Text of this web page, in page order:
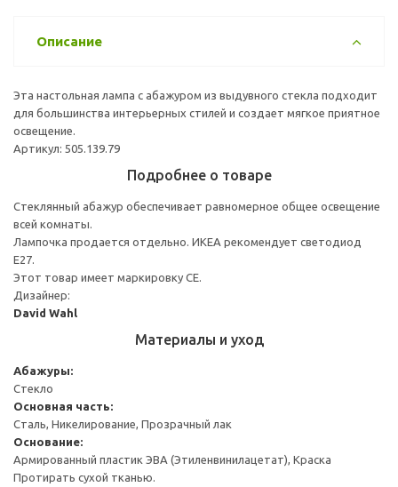
Описание
Эта настольная лампа с абажуром из выдувного стекла подходит
для большинства интерьерных стилей и создает мягкое приятное
освещение.
Артикул: 505.139.79
Подробнее о товаре
Стеклянный абажур обеспечивает равномерное общее освещение
всей комнаты.
Лампочка продается отдельно. ИКЕА рекомендует светодиод
E27.
Этот товар имеет маркировку CE.
Дизайнер:
David Wahl
Материалы и уход
Абажуры:
Стекло
Основная часть:
Сталь, Никелирование, Прозрачный лак
Основание:
Армированный пластик ЭВА (Этиленвинилацетат), Краска
Протирать сухой тканью.